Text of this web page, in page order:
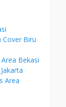
Cover Biru
Bekasi
Area